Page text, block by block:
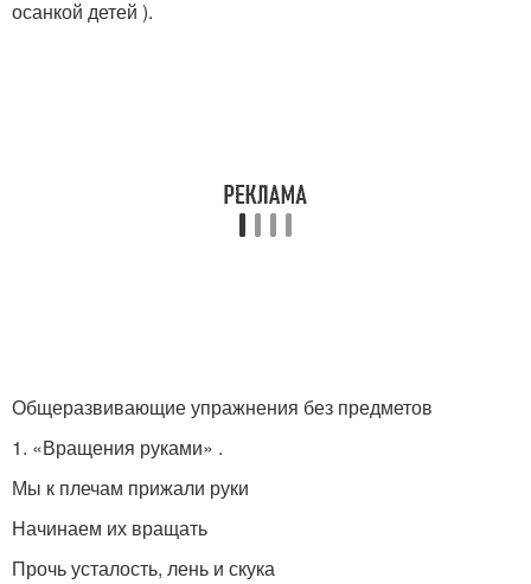
осанкой детей ).
Общеразвивающие упражнения без предметов
1. «Вращения руками» .
Мы к плечам прижали руки
Начинаем их вращать
Прочь усталость, лень и скука